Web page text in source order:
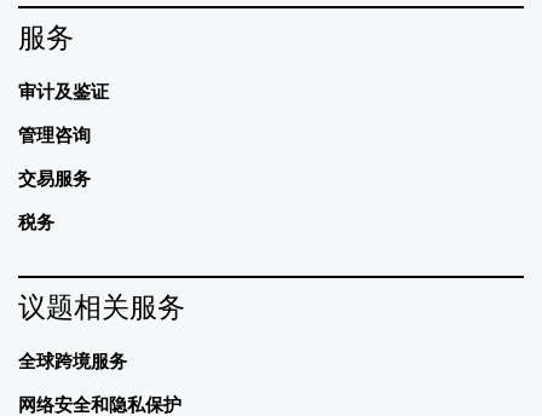
服务
审计及鉴证
管理咨询
交易服务
税务
议题相关服务
全球跨境服务
网络安全和隐私保护